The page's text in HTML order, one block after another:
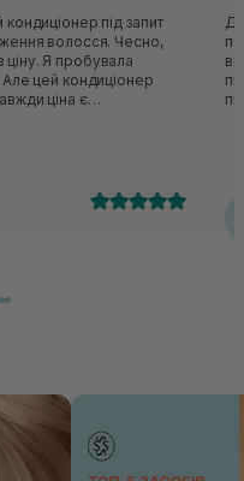
під запит
волосся. Чесно,
Я пробувала
цей кондиціонер
ціна є